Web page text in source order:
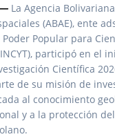
— La Agencia
(ABAE), ente
Popular para
participó en el
Científica
de su misión de
al conocimiento
y a la protección